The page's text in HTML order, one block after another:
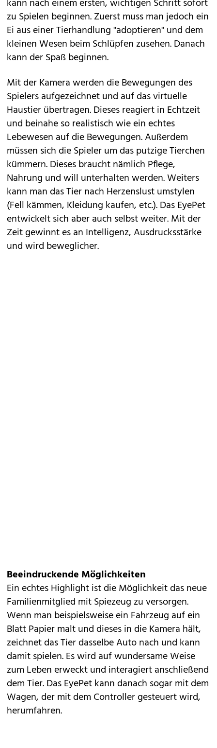
kann nach einem ersten, wichtigen Schritt sofort
zu Spielen beginnen. Zuerst muss man jedoch ein
Ei aus einer Tierhandlung "adoptieren" und dem
kleinen Wesen beim Schlüpfen zusehen. Danach
kann der Spaß beginnen.
Mit der Kamera werden die Bewegungen des
Spielers aufgezeichnet und auf das virtuelle
Haustier übertragen. Dieses reagiert in Echtzeit
und beinahe so realistisch wie ein echtes
Lebewesen auf die Bewegungen. Außerdem
müssen sich die Spieler um das putzige Tierchen
kümmern. Dieses braucht nämlich Pflege,
Nahrung und will unterhalten werden. Weiters
kann man das Tier nach Herzenslust umstylen
(Fell kämmen, Kleidung kaufen, etc.). Das EyePet
entwickelt sich aber auch selbst weiter. Mit der
Zeit gewinnt es an Intelligenz, Ausdrucksstärke
und wird beweglicher.
Beeindruckende Möglichkeiten
Ein echtes Highlight ist die Möglichkeit das neue
Familienmitglied mit Spiezeug zu versorgen.
Wenn man beispielsweise ein Fahrzeug auf ein
Blatt Papier malt und dieses in die Kamera hält,
zeichnet das Tier dasselbe Auto nach und kann
damit spielen. Es wird auf wundersame Weise
zum Leben erweckt und interagiert anschließend
dem Tier. Das EyePet kann danach sogar mit dem
Wagen, der mit dem Controller gesteuert wird,
herumfahren.